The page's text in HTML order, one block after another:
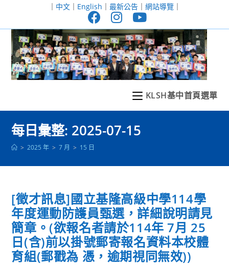
至
｜ 中文｜ English ｜ 最新公告｜ 網站導覽｜
KLSH基中首頁選單
每日彙整: 2025-07-15
> 2025 年 > 7 月 > 15 日
[徵才訊息]國立基隆高級中學114學
年度運動防護員甄選，詳細說明請見
簡章。(欲報名者請於114年 7月 25
日(含)前以掛號郵寄報名資料本校體
育組(郵戳為 憑，逾期視同無效))